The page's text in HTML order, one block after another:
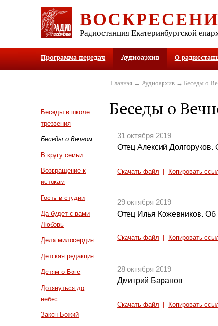
Радиостанция Екатеринбургской
Программа передач Аудиоархив О
Беседы в школе
трезвения
Беседы о Вечном
В кругу семьи
Возвращение к
истокам
Гость в студии
Да будет с вами
Любовь
Дела милосердия
Детская редакция
Детям о Боге
Дотянуться до
небес
Закон Божий
Главная→ Аудиоархив→ Беседы о
Беседы о
31 октября 2019
Отец Алексий Долгоруков.
Скачать файл Копировать
29 октября 2019
Отец Илья Кожевников. Об
Скачать файл Копировать
28 октября 2019
Дмитрий Баранов
Скачать файл Копировать